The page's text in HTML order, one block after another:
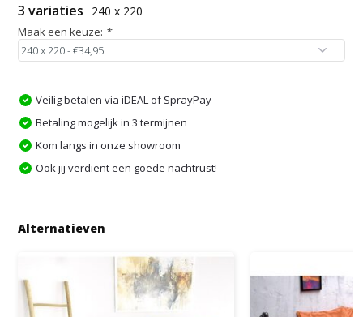
3 variaties 240 x 220
Maak een keuze: *
Veilig betalen via iDEAL of SprayPay
Betaling mogelijk in 3 termijnen
Kom langs in onze showroom
Ook jij verdient een goede nachtrust!
Alternatieven